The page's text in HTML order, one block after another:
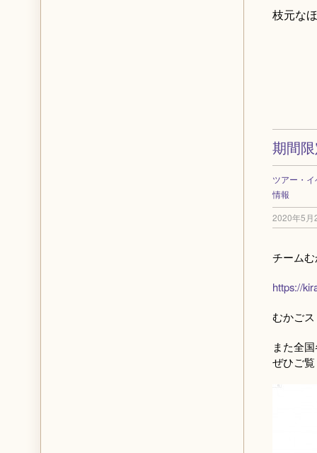
枝元な
期間
ツアー・
情報
2020年5月
チーム
https://
むかご
また全
ぜひご